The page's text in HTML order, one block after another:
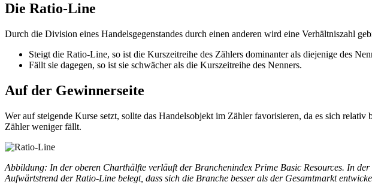
Die Ratio-Line
Durch die Division eines Handelsgegenstandes durch einen anderen wird eine Verhältniszahl
Steigt die Ratio-Line, so ist die Kurszeitreihe des Zählers dominanter als diejenige des
Fällt sie dagegen, so ist sie schwächer als die Kurszeitreihe des Nenners.
Auf der Gewinnerseite
Wer auf steigende Kurse setzt, sollte das Handelsobjekt im Zähler favorisieren, da es sich
Zähler weniger fällt.
Abbildung: In der oberen Charthälfte verläuft der Branchenindex Prime Basic Resources. In
Aufwärtstrend der Ratio-Line belegt, dass sich die Branche besser als der Gesamtmarkt